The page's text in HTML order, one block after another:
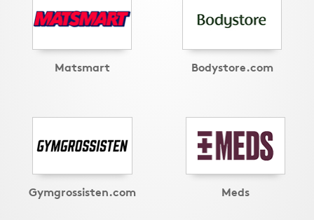
Matsmart Bodystore.com
Gymgrossisten.com Meds